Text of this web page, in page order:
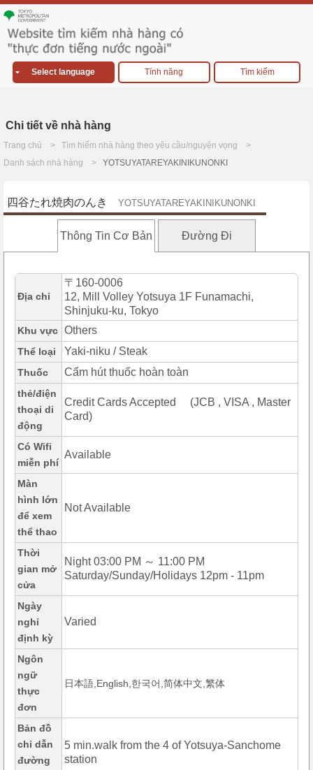
Select language Tính năng Tìm kiếm
Chi tiết về nhà hàng
Trang chủ
Tìm hiếm nhà hàng theo yêu cầu/nguyện vọng
Danh sách nhà hàng
YOTSUYATAREYAKINIKUNONKI
四谷たれ焼肉のんき YOTSUYATAREYAKINIKUNONKI
Thông Tin Cơ Bản Đường Đi
Địa chỉ
〒160-0006
12, Mill Volley Yotsuya 1F Funamachi,
Shinjuku-ku, Tokyo
Khu vực Others
Thể loại Yaki-niku / Steak
Thuốc Cấm hút thuốc hoàn toàn
thẻ/điện
thoại di
động
Credit Cards Accepted (JCB , VISA , Master
Card)
Có Wifi
miễn phí
Available
Màn
hình lớn
để xem
thể thao
Not Available
Thời
gian mở
cửa
Night 03:00 PM ～ 11:00 PM
Saturday/Sunday/Holidays 12pm - 11pm
Ngày
nghỉ
định kỳ
Varied
Ngôn
ngữ
thực
đơn
日本語,English,한국어,简体中文,繁体
Bản đồ
chỉ dẫn
đường
5 min.walk from the 4 of Yotsuya-Sanchome
station